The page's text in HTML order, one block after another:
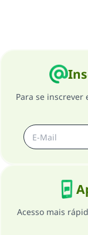
Para se inscrever
Acesso mais